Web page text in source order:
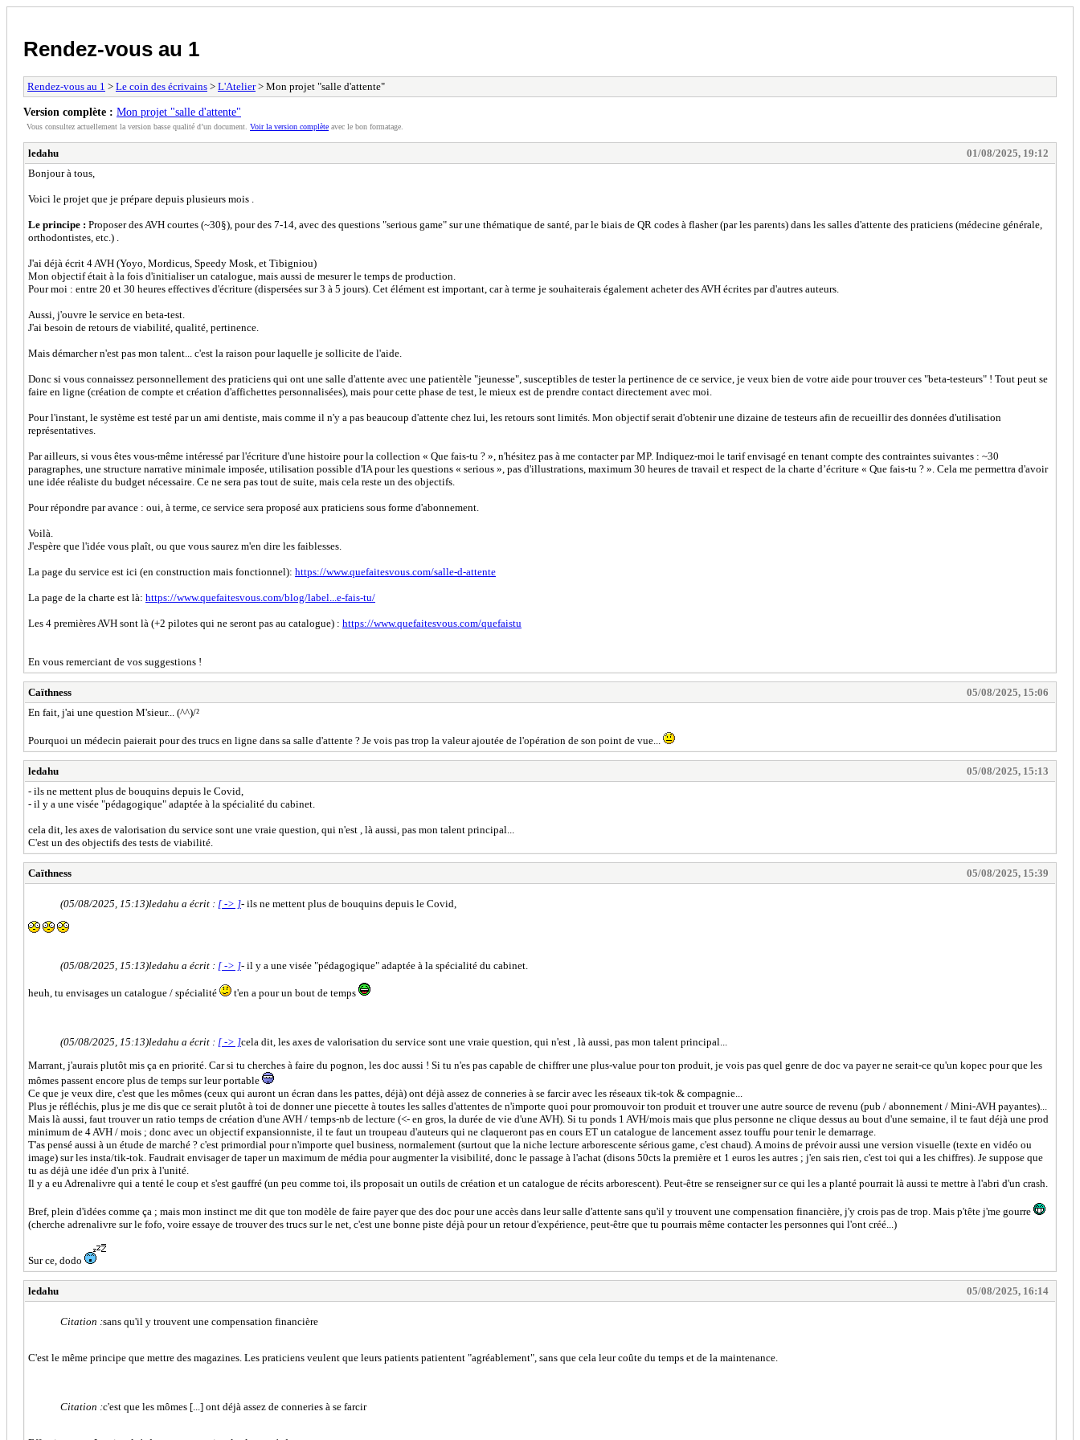
Rendez-vous au 1
Rendez-vous au 1 > Le coin des écrivains > L'Atelier> Mon projet "salle d'attente"
Version complète : Mon projet "salle d'attente"
Vous consultez actuellement la version basse qualité d’un document. Voir la version complète avec le bon formatage.
ledahu
01/08/2025, 19:12
Bonjour à tous,
Voici le projet que je prépare depuis plusieurs mois .
Le principe : Proposer des AVH courtes (~30§), pour des 7-14, avec des questions "serious game" sur une thématique de santé, par le biais de QR codes à flasher (par les parents) dans les salles d'attente des praticiens (médecine générale,
orthodontistes, etc.) .
J'ai déjà écrit 4 AVH (Yoyo, Mordicus, Speedy Mosk, et Tibigniou)
Mon objectif était à la fois d'initialiser un catalogue, mais aussi de mesurer le temps de production.
Pour moi : entre 20 et 30 heures effectives d'écriture (dispersées sur 3 à 5 jours). Cet élément est important, car à terme je souhaiterais également acheter des AVH écrites par d'autres auteurs.
Aussi, j'ouvre le service en beta-test.
J'ai besoin de retours de viabilité, qualité, pertinence.
Mais démarcher n'est pas mon talent... c'est la raison pour laquelle je sollicite de l'aide.
Donc si vous connaissez personnellement des praticiens qui ont une salle d'attente avec une patientèle "jeunesse", susceptibles de tester la pertinence de ce service, je veux bien de votre aide pour trouver ces "beta-testeurs" ! Tout peut se
faire en ligne (création de compte et création d'affichettes personnalisées), mais pour cette phase de test, le mieux est de prendre contact directement avec moi.
Pour l'instant, le système est testé par un ami dentiste, mais comme il n'y a pas beaucoup d'attente chez lui, les retours sont limités. Mon objectif serait d'obtenir une dizaine de testeurs afin de recueillir des données d'utilisation
représentatives.
Par ailleurs, si vous êtes vous-même intéressé par l'écriture d'une histoire pour la collection « Que fais-tu ? », n'hésitez pas à me contacter par MP. Indiquez-moi le tarif envisagé en tenant compte des contraintes suivantes : ~30
paragraphes, une structure narrative minimale imposée, utilisation possible d'IA pour les questions « serious », pas d'illustrations, maximum 30 heures de travail et respect de la charte d’écriture « Que fais-tu ? ». Cela me permettra d'avoir
une idée réaliste du budget nécessaire. Ce ne sera pas tout de suite, mais cela reste un des objectifs.
Pour répondre par avance : oui, à terme, ce service sera proposé aux praticiens sous forme d'abonnement.
Voilà.
J'espère que l'idée vous plaît, ou que vous saurez m'en dire les faiblesses.
La page du service est ici (en construction mais fonctionnel): https://www.quefaitesvous.com/salle-d-attente
La page de la charte est là: https://www.quefaitesvous.com/blog/label...e-fais-tu/
Les 4 premières AVH sont là (+2 pilotes qui ne seront pas au catalogue) : https://www.quefaitesvous.com/quefaistu
En vous remerciant de vos suggestions !
Caïthness
05/08/2025, 15:06
En fait, j'ai une question M'sieur... (^^)/²
Pourquoi un médecin paierait pour des trucs en ligne dans sa salle d'attente ? Je vois pas trop la valeur ajoutée de l'opération de son point de vue...
ledahu
05/08/2025, 15:13
- ils ne mettent plus de bouquins depuis le Covid,
- il y a une visée "pédagogique" adaptée à la spécialité du cabinet.
cela dit, les axes de valorisation du service sont une vraie question, qui n'est , là aussi, pas mon talent principal...
C'est un des objectifs des tests de viabilité.
Caïthness 05/08/2025, 15:39
(05/08/2025, 15:13)ledahu a écrit : [ -> ]- ils ne mettent plus de bouquins depuis le Covid,
(05/08/2025, 15:13)ledahu a écrit : [ -> ]- il y a une visée "pédagogique" adaptée à la spécialité du cabinet.
heuh, tu envisages un catalogue / spécialité t'en a pour un bout de temps
(05/08/2025, 15:13)ledahu a écrit : [ -> ]cela dit, les axes de valorisation du service sont une vraie question, qui n'est , là aussi, pas mon talent principal...
Marrant, j'aurais plutôt mis ça en priorité. Car si tu cherches à faire du pognon, les doc aussi ! Si tu n'es pas capable de chiffrer une plus-value pour ton produit, je vois pas quel genre de doc va payer ne serait-ce qu'un kopec pour que les
mômes passent encore plus de temps sur leur portable
Ce que je veux dire, c'est que les mômes (ceux qui auront un écran dans les pattes, déjà) ont déjà assez de conneries à se farcir avec les réseaux tik-tok & compagnie...
Plus je réfléchis, plus je me dis que ce serait plutôt à toi de donner une piecette à toutes les salles d'attentes de n'importe quoi pour promouvoir ton produit et trouver une autre source de revenu (pub / abonnement / Mini-AVH payantes)...
Mais là aussi, faut trouver un ratio temps de création d'une AVH / temps-nb de lecture (<- en gros, la durée de vie d'une AVH). Si tu ponds 1 AVH/mois mais que plus personne ne clique dessus au bout d'une semaine, il te faut déjà une prod
minimum de 4 AVH / mois ; donc avec un objectif expansionniste, il te faut un troupeau d'auteurs qui ne claqueront pas en cours ET un catalogue de lancement assez touffu pour tenir le demarrage.
T'as pensé aussi à un étude de marché ? c'est primordial pour n'importe quel business, normalement (surtout que la niche lecture arborescente sérious game, c'est chaud). A moins de prévoir aussi une version visuelle (texte en vidéo ou
image) sur les insta/tik-tok. Faudrait envisager de taper un maximum de média pour augmenter la visibilité, donc le passage à l'achat (disons 50cts la première et 1 euros les autres ; j'en sais rien, c'est toi qui a les chiffres). Je suppose que
tu as déjà une idée d'un prix à l'unité.
Il y a eu Adrenalivre qui a tenté le coup et s'est gauffré (un peu comme toi, ils proposait un outils de création et un catalogue de récits arborescent). Peut-être se renseigner sur ce qui les a planté pourrait là aussi te mettre à l'abri d'un crash.
Bref, plein d'idées comme ça ; mais mon instinct me dit que ton modèle de faire payer que des doc pour une accès dans leur salle d'attente sans qu'il y trouvent une compensation financière, j'y crois pas de trop. Mais p'tête j'me gourre
(cherche adrenalivre sur le fofo, voire essaye de trouver des trucs sur le net, c'est une bonne piste déjà pour un retour d'expérience, peut-être que tu pourrais même contacter les personnes qui l'ont créé...)
Sur ce, dodo
ledahu 05/08/2025, 16:14
Citation :sans qu'il y trouvent une compensation financière
C'est le même principe que mettre des magazines. Les praticiens veulent que leurs patients patientent "agréablement", sans que cela leur coûte du temps et de la maintenance.
Citation :c'est que les mômes [...] ont déjà assez de conneries à se farcir